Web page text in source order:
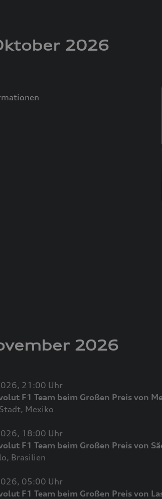
2026
2026
21:00 Uhr
F1 Team beim Großen Preis von
Mexiko
18:00 Uhr
F1 Team beim Großen Preis von
Brasilien
05:00 Uhr
F1 Team beim Großen Preis von